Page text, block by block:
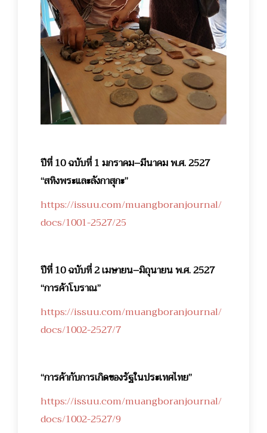
ปีที่ 10 ฉบับที่ 1 มกราคม–มีนาคม พ.ศ. 2527
“สทิงพระและลังกาสุกะ”
https://issuu.com/muangboranjournal/
docs/1001-2527/25
ปีที่ 10 ฉบับที่ 2 เมษายน–มิถุนายน พ.ศ. 2527
“การค้าโบราณ”
https://issuu.com/muangboranjournal/
docs/1002-2527/7
“การค้ากับการเกิดของรัฐในประเทศไทย”
https://issuu.com/muangboranjournal/
docs/1002-2527/9